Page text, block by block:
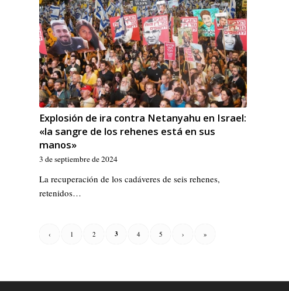
Explosión de ira contra Netanyahu en Israel:
«la sangre de los rehenes está en sus
manos»
3 de septiembre de 2024
La recuperación de los cadáveres de seis rehenes,
retenidos…
‹ 1 2 3 4 5 › »